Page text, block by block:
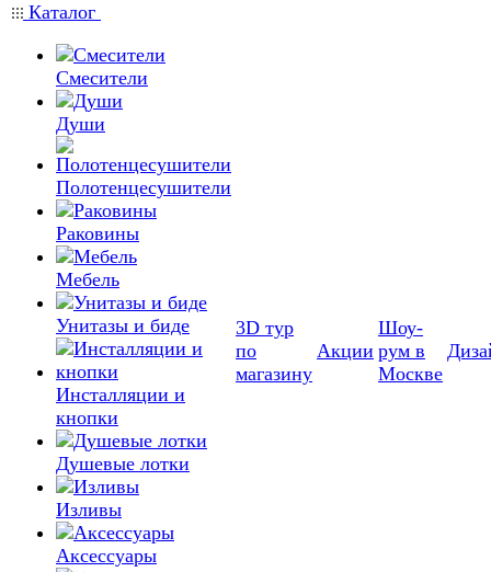
Каталог
Смесители
Души
Полотенцесушители
Раковины
Мебель
Унитазы и биде
Инсталляции и
кнопки
Душевые лотки
Изливы
Аксессуары
3D тур
по
магазину
Акции
Шоу-
рум в
Москве